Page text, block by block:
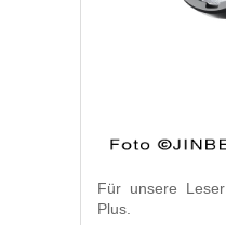
Für unsere
Plus.